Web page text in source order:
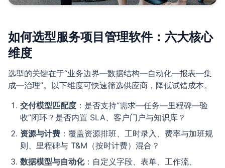
如何选型服务项目管理软件：六大核心
维度
选型的关键在于“业务边界—数据结构—自动化—报表—集
成—治理”。以下维度可快速筛选供应商，降低试错成本。
交付模型匹配度 ：是否支持“需求—任务—里程碑—验
收”闭环？是否内置 SLA、客户门户与知识库？
资源与计费 ：覆盖资源排班、工时录入、费率与加班规
则、里程碑与 T&M（按时计费）混合？
数据模型与自动化：自定义字段、表单、工作流、